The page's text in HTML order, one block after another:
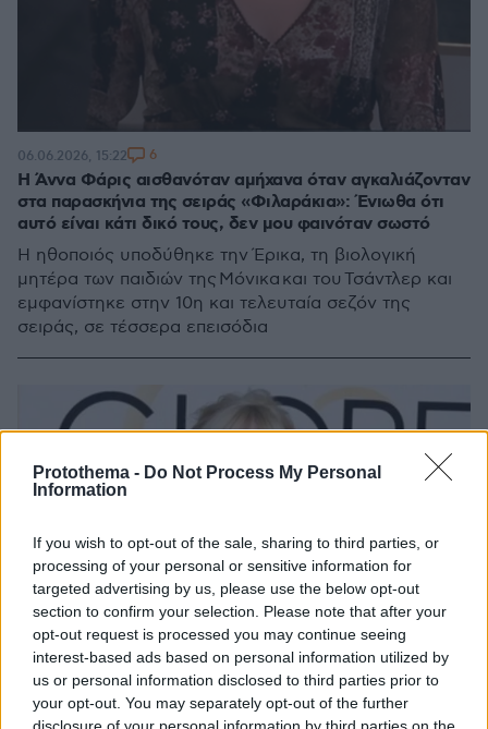
Protothema - Do Not Process My Personal
Information
If you wish to opt-out of the sale, sharing to third parties, or
processing of your personal or sensitive information for
targeted advertising by us, please use the below opt-out
section to confirm your selection. Please note that after your
opt-out request is processed you may continue seeing
interest-based ads based on personal information utilized by
us or personal information disclosed to third parties prior to
your opt-out. You may separately opt-out of the further
disclosure of your personal information by third parties on the
Η Άννα Φάρις αισθανόταν αμήχανα όταν αγκαλιάζονταν
στα παρασκήνια της σειράς «Φιλαράκια»: Ένιωθα ότι
αυτό είναι κάτι δικό τους, δεν μου φαινόταν σωστό
Η ηθοποιός υποδύθηκε την Έρικα, τη βιολογική
μητέρα των παιδιών της Μόνικα και του Τσάντλερ και
εμφανίστηκε στην 10η και τελευταία σεζόν της
σειράς, σε τέσσερα επεισόδια
06.06.2026, 15:22 6